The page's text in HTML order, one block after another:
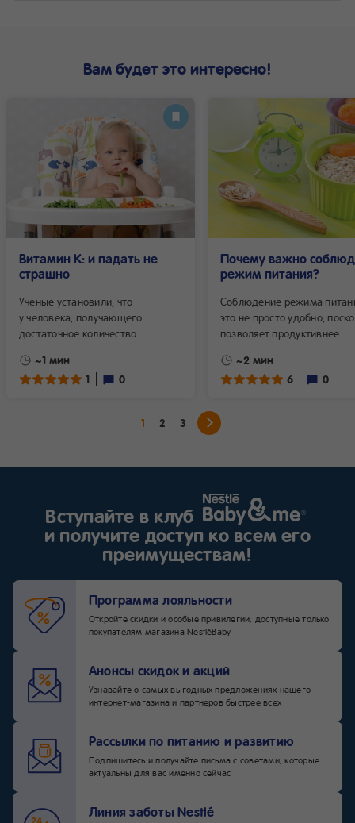
Вам будет это интересно!
Витамин К: и падать не
страшно
Ученые установили, что
у человека, получающего
достаточное количество
заживают намного быстрее. Так
что, если у вашего ребенка плохо
следует добавить в его питание.
~1 мин
1
0
Почему важно
режим питания?
Соблюдение режима
это не просто удобно,
позволяет продуктивнее
и чрезвычайно важно для
пищеварительного тракта
питания.
~2 мин
6
0
1 2 3
Вступайте в клуб
и получите доступ ко всем его
преимуществам!
Программа лояльности
Откройте скидки и особые привилегии, доступные только
покупателям магазина NestléBaby
Анонсы скидок и акций
Узнавайте о самых выгодных предложениях нашего
интернет-магазина и партнеров быстрее всех
Рассылки по питанию и развитию
Подпишитесь и получайте письма с советами, которые
актуальны для вас именно сейчас
Линия заботы Nestlé